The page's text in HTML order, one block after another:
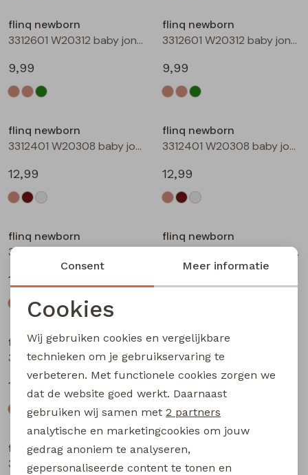
Bermuda's
flinq newborn
3312601 W20312 baby jongens T-shirt lm Taupe
9,99
flinq newborn
3312601 W20312 baby jongens T-shirt lm Groen mos
9,99
flinq newborn
3312401 W20308 baby jongens sweater Ecru melee
12,99
flinq newborn
3312401 W20308 baby jongens sweater Bruin
12,99
flinq newborn
3312401 W20308 baby jongens sweater Roest
12,99
flinq newborn
3312402 W20309 baby jongens sweater Taupe
flinq newborn
3312402 W20309 baby jongens sweater Marine
12,99
flinq newborn
flinq newborn
3312200 W20303 baby jongens lange broek Bruin
flinq newborn
Noodzakelijke cookies
Analytische cookies
Marketing cookies
Consent Meer informatie
Cookies
Wij gebruiken cookies en vergelijkbare
technieken om je gebruikservaring te
verbeteren. Met functionele cookies zorgen we
dat de website goed werkt. Daarnaast
gebruiken wij samen met 2 partners
analytische en marketingcookies om jouw
gedrag anoniem te analyseren,
gepersonaliseerde content te tonen en